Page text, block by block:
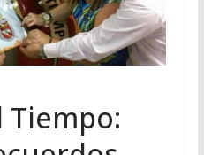
Tiempo: